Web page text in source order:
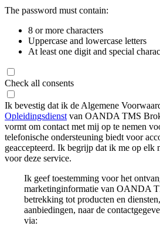
The password must contain:
8 or more characters
Uppercase and lowercase letters
At least one digit and special
Check all consents
Ik bevestig dat ik de Algemene
Opleidingsdienst van OANDA TMS
vormt om contact met mij op te nemen
telefonische ondersteuning biedt voor
geaccepteerd. Ik begrijp dat ik me op elk
voor deze service.
Ik geef toestemming voor het
marketinginformatie van OANDA
betrekking tot producten en
aanbiedingen, naar de
via: